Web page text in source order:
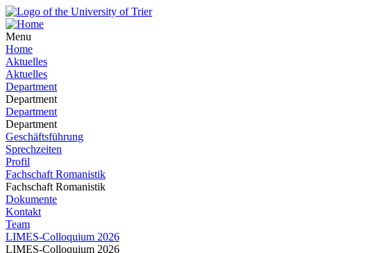
Menu
Home
Aktuelles
Aktuelles
Department
Department
Department
Department
Geschäftsführung
Sprechzeiten
Profil
Fachschaft Romanistik
Fachschaft Romanistik
Dokumente
Kontakt
Team
LIMES-Colloquium 2026
LIMES-Colloquium 2026